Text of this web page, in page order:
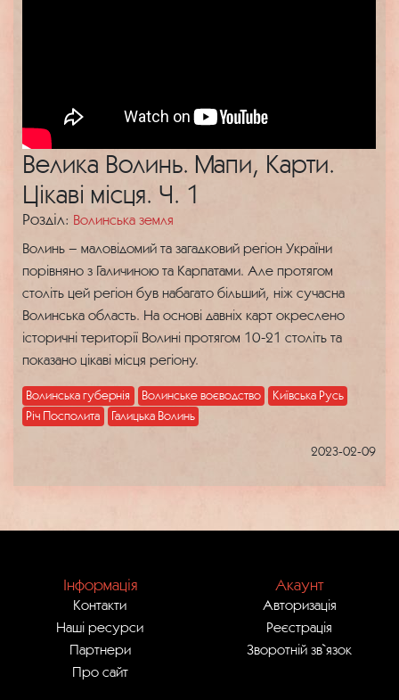
Велика Волинь. Мапи, Карти.
Цікаві місця. Ч. 1
Розділ: Волинська земля
Волинь – маловідомий та загадковий регіон України
порівняно з Галичиною та Карпатами. Але протягом
століть цей регіон був набагато більший, ніж сучасна
Волинська область. На основі давніх карт окреслено
історичні території Волині протягом 10-21 століть та
показано цікаві місця регіону.
Волинська губернія Волинське воєводство
Київська Русь
Річ Посполита
Галицька Волинь
2023-02-09
Інформація
Контакти
Наші ресурси
Партнери
Про сайт
Акаунт
Авторизація
Реєстрація
Зворотній зв`язок